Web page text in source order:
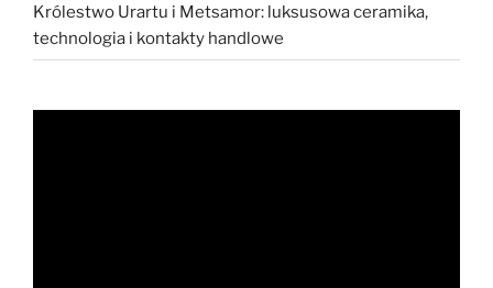
Królestwo Urartu i Metsamor: luksusowa ceramika,
technologia i kontakty handlowe